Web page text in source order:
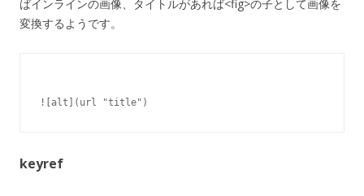
ばインラインの画像、タイトルがあれば<fig>の子として画像を
変換するようです。
keyref